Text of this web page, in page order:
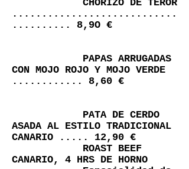
CHORIZO DE TEROR
............................
.......... 8,9O €
PAPAS ARRUGADAS
CON MOJO ROJO Y MOJO VERDE
............ 8,60 €
PATA DE CERDO
ASADA AL ESTILO TRADICIONAL
CANARIO ..... 12,90 €
ROAST BEEF
CANARIO, 4 HRS DE HORNO